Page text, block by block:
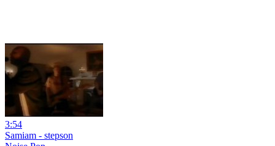
3:54
Samiam - stepson